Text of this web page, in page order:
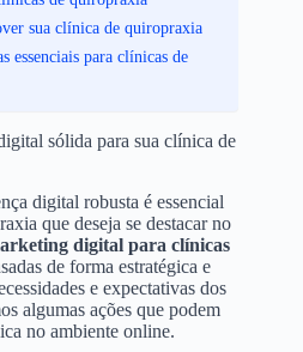
sua clínica de quiropraxia
essenciais para clínicas de
sólida para sua clínica de
digital robusta é essencial
que deseja se destacar no
digital para clínicas
de forma estratégica e
e expectativas dos
algumas ações que podem
no ambiente online.